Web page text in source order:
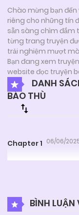
Chào mừng bạn đến
riêng cho những tín
sẵn sàng chìm đắm
từng trang truyện
trải nghiệm mượt
Bạn đang xem truyện
website đọc truyện
DANH
BÁO THÙ
Chapter 1 06/06/
BÌNH